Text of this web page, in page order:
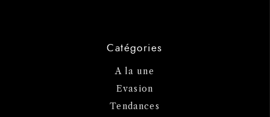
Catégories
A la une
Evasion
Tendances